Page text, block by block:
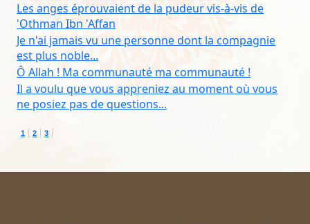
Les anges éprouvaient de la pudeur vis-à-vis de
'Othman Ibn 'Affan
Je n'ai jamais vu une personne dont la compagnie
est plus noble...
Ô Allah ! Ma communauté ma communauté !
Il a voulu que vous appreniez au moment où vous
ne posiez pas de questions...
1 2 3